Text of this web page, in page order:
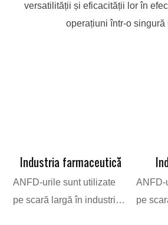
versatilității și eficacității lor în
operațiuni într-o singură
Industria farmaceutică
ANFD-urile sunt utilizate
pe scară largă în industria
ANFD-
pe